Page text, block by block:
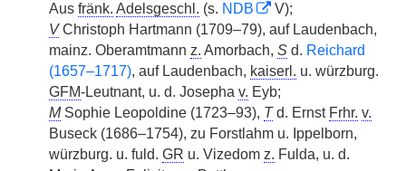
Aus fränk. Adelsgeschl. (s. NDB
V);
VChristoph Hartmann (1709–79), auf Laudenbach,
mainz. Oberamtmann z. Amorbach, S d. Reichard
(1657–1717), auf Laudenbach, kaiserl. u. würzburg.
GFM-Leutnant, u. d. Josepha v. Eyb;
MSophie Leopoldine (1723–93), Td. Ernst Frhr. v.
Buseck (1686–1754), zu Forstlahm u. Ippelborn,
würzburg. u. fuld. GR u. Vizedom z. Fulda, u. d.